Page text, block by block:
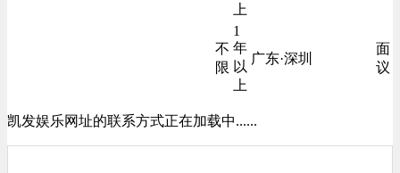
上
不
限
1
年
以
上
广东·深圳
面
议
凯发娱乐网址的联系方式正在加载中......